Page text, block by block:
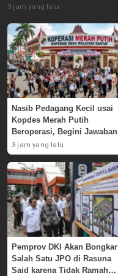
3 jam yang lalu
Nasib Pedagang Kecil usai
Kopdes Merah Putih
Beroperasi, Begini Jawaban
Pemerintah
3 jam yang lalu
Pemprov DKI Akan Bongkar
Salah Satu JPO di Rasuna
Said karena Tidak Ramah